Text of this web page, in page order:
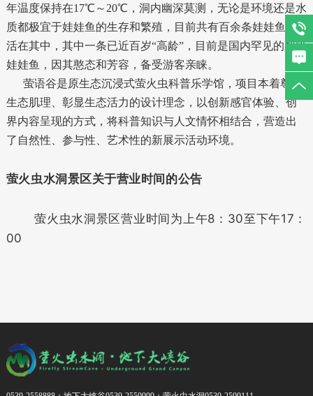
年温度保持在17℃～20℃，洞内幽深莫测，无论是环境还是水
质都极宜于娃娃鱼的生存和繁殖，目前共有百余条娃娃鱼生
活在其中，其中一条已近百岁“高龄”，目前是国内罕见的超级
娃娃鱼，因其憨态和芳容，备受游客亲睐。
萤语谷是原生态沉浸式萤火虫科普乐学馆，项目本着尊重
生态肌理、彰显生态活力的设计理念，以创新感官体验、创
界内容呈现的方式，将科普知识与人文情怀相结合，营造出
了自然性、参与性、艺术性的新展示活动环境。
萤火虫水洞景区关于营业时间的公告
萤火虫水洞景区营业时间为上午8：30至下午17：
00